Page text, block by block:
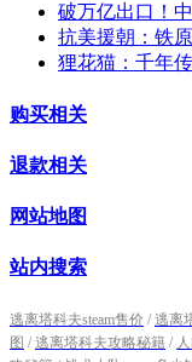
破万亿出口！
抗美援朝：铁
狸花猫：千年
购买相关
退款相关
网站地图
站内搜索
逃离塔科夫steam售价 / 逃离
图 / 逃离塔科夫攻略秘籍 /